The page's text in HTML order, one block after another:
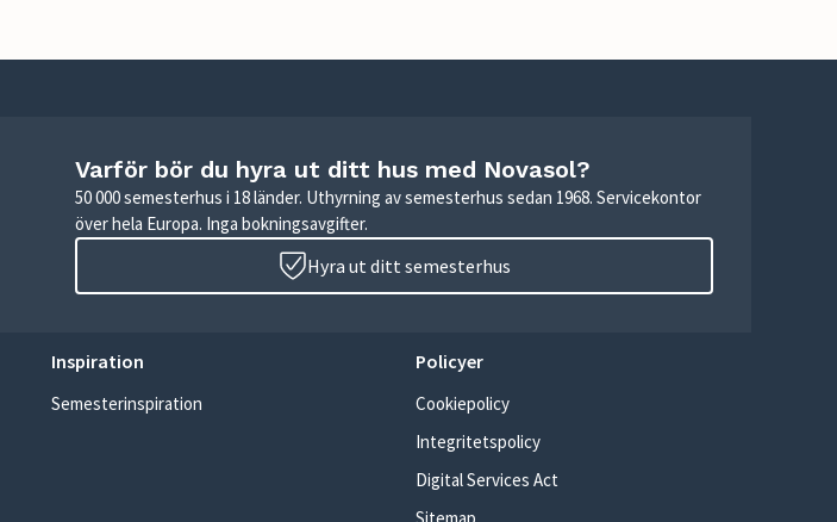
Varför bör du hyra ut ditt hus med Novasol?
50 000 semesterhus i 18 länder. Uthyrning av semesterhus sedan 1968. Servicekontor
över hela Europa. Inga bokningsavgifter.
Hyra ut ditt semesterhus
Inspiration
Semesterinspiration
Policyer
Cookiepolicy
Integritetspolicy
Digital Services Act
Sitemap